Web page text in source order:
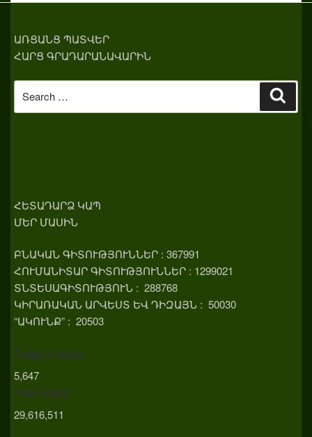
ԱՌՑԱՆՑ ՊԱՏՎԵՐ
ՀԱՐՑ ԳՐԱԴԱՐԱՆԱՎԱՐԻՆ
for:
ՀԵՏԱԴԱՐՁ ԿԱՊ
ՄԵՐ ՄԱՍԻՆ
ԲՆԱԿԱՆ ԳԻՏՈՒԹՅՈՒՆՆԵՐ : 367991
ՀՈՒՄԱՆԻՏԱՐ ԳԻՏՈՒԹՅՈՒՆՆԵՐ : 1299021
ՏՆՏԵՍԱԳԻՏՈՒԹՅՈՒՆ : 288768
ԿԻՐԱՌԱԿԱՆ ԱՐՎԵՍՏ ԵՎ ԴԻԶԱՅՆ : 50030
“ԱԿՈՒՆՔ” : 20503
Today's Visits:
5,647
Total Visits:
29,616,511